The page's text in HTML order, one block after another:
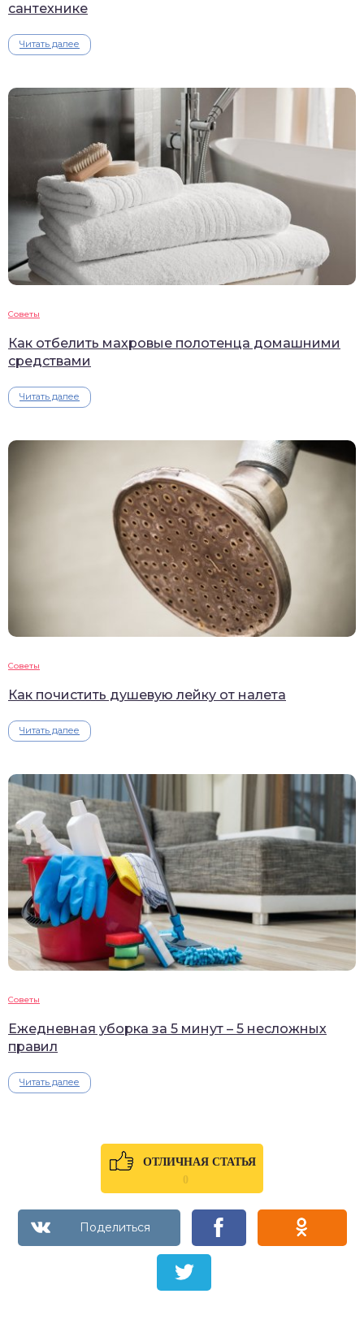
сантехнике
Читать далее
Советы
Как отбелить махровые полотенца домашними
средствами
Читать далее
Советы
Как почистить душевую лейку от налета
Читать далее
Советы
Ежедневная уборка за 5 минут – 5 несложных
правил
Читать далее
ОТЛИЧНАЯ СТАТЬЯ
0